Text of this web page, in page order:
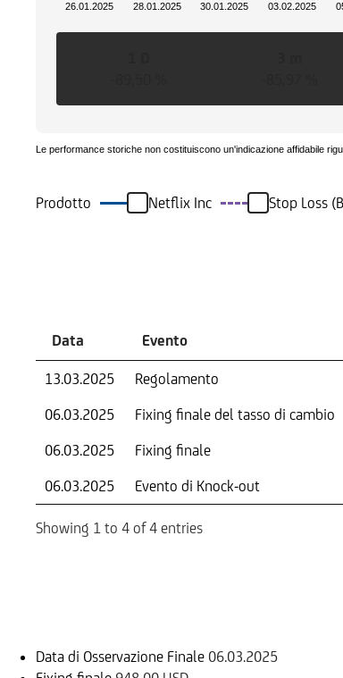
28.01.2025 30.01.2025 03.02.2025
26.01.2025
Le performance storiche non costituiscono un'indicazione affidabile
Prodotto Netflix Inc Stop Loss
Data Evento
13.03.2025 Regolamento
06.03.2025
Fixing finale del tasso di cambio
06.03.2025
Fixing finale
06.03.2025
Evento di Knock-out
Showing 1 to 4 of 4 entries
Data di Osservazione Finale 06.03.2025